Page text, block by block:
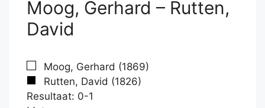
Moog, Gerhard – Rutten,
David
Moog, Gerhard (1869)
Rutten, David (1826)
Resultaat: 0-1